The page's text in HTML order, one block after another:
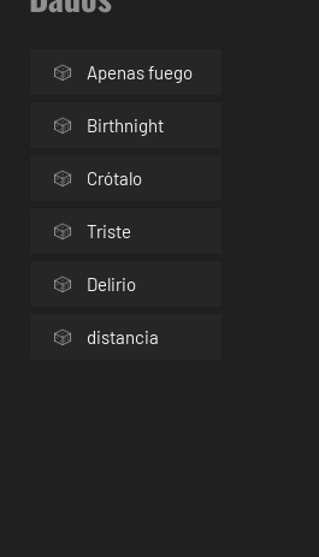
Apenas fuego
Birthnight
Crótalo
Triste
Delirio
distancia